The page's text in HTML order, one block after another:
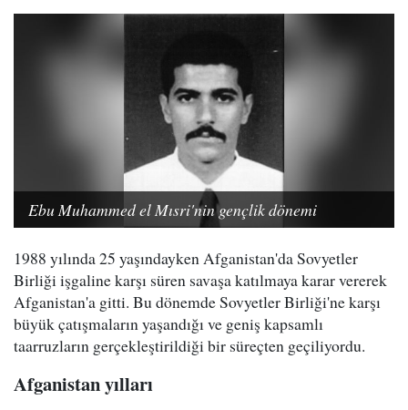
Ebu Muhammed el Mısri'nin gençlik dönemi
1988 yılında 25 yaşındayken Afganistan'da Sovyetler
Birliği işgaline karşı süren savaşa katılmaya karar vererek
Afganistan'a gitti. Bu dönemde Sovyetler Birliği'ne karşı
büyük çatışmaların yaşandığı ve geniş kapsamlı
taarruzların gerçekleştirildiği bir süreçten geçiliyordu.
Afganistan yılları